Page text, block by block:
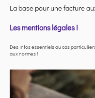
La base pour une facture
Les mentions légales !
Des infos essentiels au cas
aux normes !